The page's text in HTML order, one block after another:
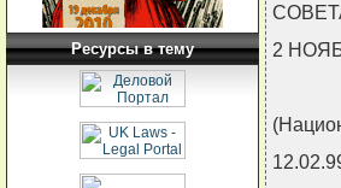
Ресурсы в тему
2